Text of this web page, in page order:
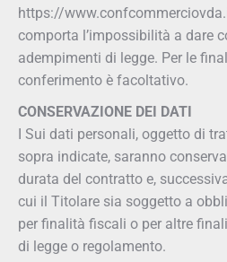
https://
comporta l’impossibilità a dare
adempimenti di legge. Per le
conferimento è facoltativo.
CONSERVAZIONE DEI DATI
I Sui dati personali, oggetto di
sopra indicate, saranno
durata del contratto e,
cui il Titolare sia soggetto a
per finalità fiscali o per altre
di legge o regolamento.
Iscriviti